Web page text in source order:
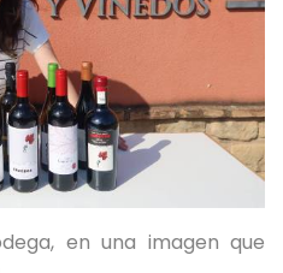
en una imagen que